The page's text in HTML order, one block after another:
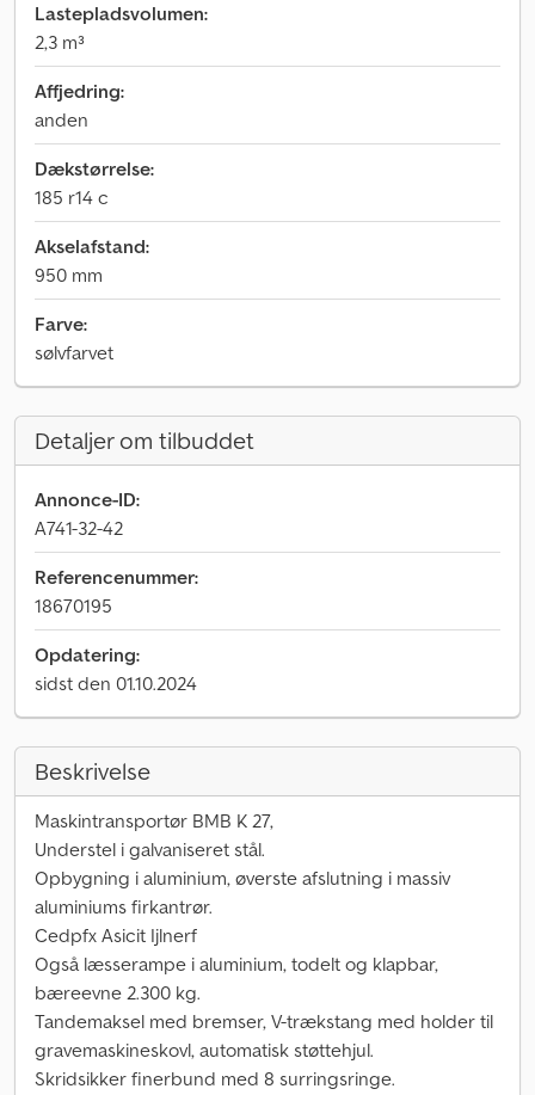
Lastepladsvolumen:
2,3 m³
Affjedring:
anden
Dækstørrelse:
185 r14 c
Akselafstand:
950 mm
Farve:
sølvfarvet
Detaljer om tilbuddet
Annonce-ID:
A741-32-42
Referencenummer:
18670195
Opdatering:
sidst den 01.10.2024
Beskrivelse
Maskintransportør BMB K 27,
Understel i galvaniseret stål.
Opbygning i aluminium, øverste afslutning i massiv
aluminiums firkantrør.
Cedpfx Asicit Ijlnerf
Også læsserampe i aluminium, todelt og klapbar,
bæreevne 2.300 kg.
Tandemaksel med bremser, V-trækstang med holder til
gravemaskineskovl, automatisk støttehjul.
Skridsikker finerbund med 8 surringsringe.